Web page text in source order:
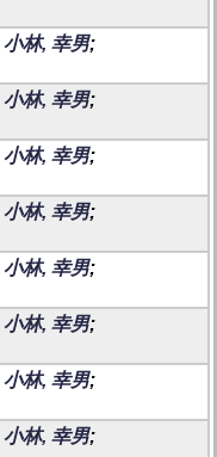
小林, 幸男;
小林, 幸男;
小林, 幸男;
小林, 幸男;
小林, 幸男;
小林, 幸男;
小林, 幸男;
小林, 幸男;